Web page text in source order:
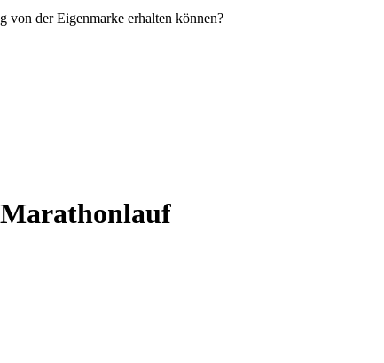
von der Eigenmarke erhalten können?